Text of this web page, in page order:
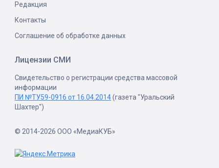
Редакция
Контакты
Соглашение об обработке данных
Лицензии СМИ
Свидетельство о регистрации средства массовой
информации
ПИ №ТУ59-0916 от 16.04.2014(газета "Уральский
Шахтер")
© 2014-2026 ООО «МедиаКУБ»